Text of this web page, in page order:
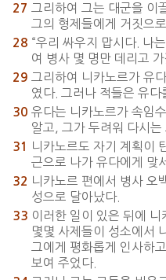
27 그리하여 그는 대군을 이
그의 형제들에게 거짓으
28 “우리 싸우지 맙시다. 나
여 병사 몇 명만 데리고
29 그리하여 니카노르가 유
였다. 그러나 적들은 유다
30 유다는 니카노르가 속임
알고, 그가 두려워 다시는
31
니카노르도 자기 계획이
근으로 나가 유다에게 맞
32 니카노르 편에서 병사 오
성으로 달아났다.
33 이러한 일이 있은 뒤에
몇몇 사제들이 성소에서
그에게 평화롭게 인사하
보여 주었다.